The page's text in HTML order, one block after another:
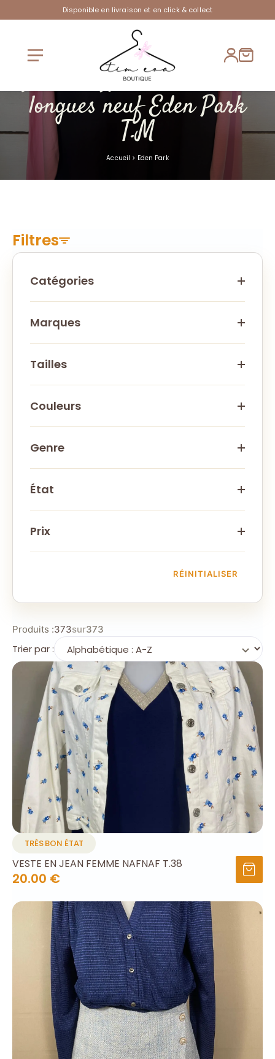
Disponible en livraison et en click & collect
Teeshirt Homme manches
longues neuf Eden Park
T.M
Accueil > Eden Park
Filtres
Catégories
Marques
Tailles
Couleurs
Genre
État
Prix
RÉINITIALISER
Produits :373sur373
Trier par :
TRÈS BON ÉTAT
VESTE EN JEAN FEMME NAFNAF T.38
20.00 €